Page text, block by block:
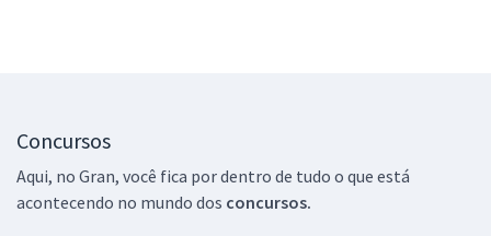
Concursos
Aqui, no Gran, você fica por dentro de tudo o que está
acontecendo no mundo dos concursos.